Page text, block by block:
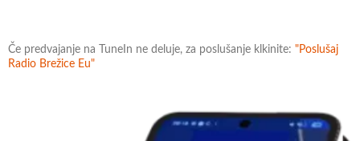
Če predvajanje na TuneIn ne deluje, za poslušanje klkinite: "Poslušaj
Radio Brežice Eu"